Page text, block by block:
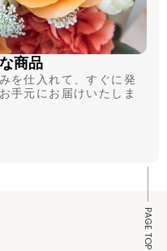
商品
を仕入れて、すぐに発
手元にお届けいたしま
PAGE TOP